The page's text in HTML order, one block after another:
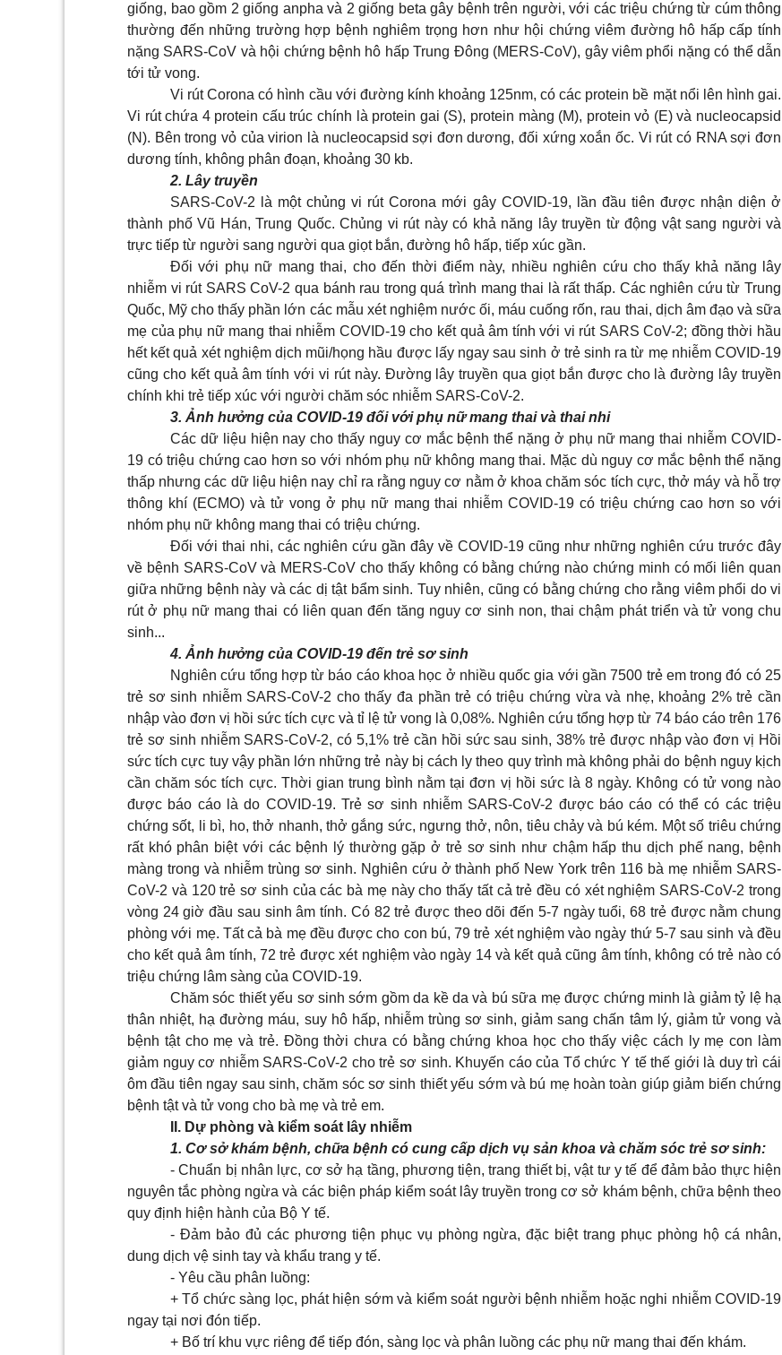
giống, bao gồm 2 giống anpha và 2 giống beta gây bệnh trên người, với các triệu chứng từ cúm thông
thường đến những trường hợp bệnh nghiêm trọng hơn như hội chứng viêm đường hô hấp cấp tính
nặng SARS-CoV và hội chứng bệnh hô hấp Trung Đông (MERS-CoV), gây viêm phổi nặng có thể dẫn
tới tử vong.
Vi rút Corona có hình cầu với đường kính khoảng 125nm, có các protein bề mặt nổi lên hình gai.
Vi rút chứa 4 protein cấu trúc chính là protein gai (S), protein màng (M), protein vỏ (E) và nucleocapsid
(N). Bên trong vỏ của virion là nucleocapsid sợi đơn dương, đối xứng xoắn ốc. Vi rút có RNA sợi đơn
dương tính, không phân đoạn, khoảng 30 kb.
2. Lây truyền
SARS-CoV-2 là một chủng vi rút Corona mới gây COVID-19, lần đầu tiên được nhận diện ở
thành phố Vũ Hán, Trung Quốc. Chủng vi rút này có khả năng lây truyền từ động vật sang người và
trực tiếp từ người sang người qua giọt bắn, đường hô hấp, tiếp xúc gần.
Đối với phụ nữ mang thai, cho đến thời điểm này, nhiều nghiên cứu cho thấy khả năng lây
nhiễm vi rút SARS CoV-2 qua bánh rau trong quá trình mang thai là rất thấp. Các nghiên cứu từ Trung
Quốc, Mỹ cho thấy phần lớn các mẫu xét nghiệm nước ối, máu cuống rốn, rau thai, dịch âm đạo và sữa
mẹ của phụ nữ mang thai nhiễm COVID-19 cho kết quả âm tính với vi rút SARS CoV-2; đồng thời hầu
hết kết quả xét nghiệm dịch mũi/họng hầu được lấy ngay sau sinh ở trẻ sinh ra từ mẹ nhiễm COVID-19
cũng cho kết quả âm tính với vi rút này. Đường lây truyền qua giọt bắn được cho là đường lây truyền
chính khi trẻ tiếp xúc với người chăm sóc nhiễm SARS-CoV-2.
3. Ảnh hưởng của COVID-19 đối với phụ nữ mang thai và thai nhi
Các dữ liệu hiện nay cho thấy nguy cơ mắc bệnh thể nặng ở phụ nữ mang thai nhiễm COVID-
19 có triệu chứng cao hơn so với nhóm phụ nữ không mang thai. Mặc dù nguy cơ mắc bệnh thể nặng
thấp nhưng các dữ liệu hiện nay chỉ ra rằng nguy cơ nằm ở khoa chăm sóc tích cực, thở máy và hỗ trợ
thông khí (ECMO) và tử vong ở phụ nữ mang thai nhiễm COVID-19 có triệu chứng cao hơn so với
nhóm phụ nữ không mang thai có triệu chứng.
Đối với thai nhi, các nghiên cứu gần đây về COVID-19 cũng như những nghiên cứu trước đây
về bệnh SARS-CoV và MERS-CoV cho thấy không có bằng chứng nào chứng minh có mối liên quan
giữa những bệnh này và các dị tật bẩm sinh. Tuy nhiên, cũng có bằng chứng cho rằng viêm phổi do vi
rút ở phụ nữ mang thai có liên quan đến tăng nguy cơ sinh non, thai chậm phát triển và tử vong chu
sinh...
4. Ảnh hưởng của COVID-19 đến trẻ sơ sinh
Nghiên cứu tổng hợp từ báo cáo khoa học ở nhiều quốc gia với gần 7500 trẻ em trong đó có 25
trẻ sơ sinh nhiễm SARS-CoV-2 cho thấy đa phần trẻ có triệu chứng vừa và nhẹ, khoảng 2% trẻ cần
nhập vào đơn vị hồi sức tích cực và tỉ lệ tử vong là 0,08%. Nghiên cứu tổng hợp từ 74 báo cáo trên 176
trẻ sơ sinh nhiễm SARS-CoV-2, có 5,1% trẻ cần hồi sức sau sinh, 38% trẻ được nhập vào đơn vị Hồi
sức tích cực tuy vậy phần lớn những trẻ này bị cách ly theo quy trình mà không phải do bệnh nguy kịch
cần chăm sóc tích cực. Thời gian trung bình nằm tại đơn vị hồi sức là 8 ngày. Không có tử vong nào
được báo cáo là do COVID-19. Trẻ sơ sinh nhiễm SARS-CoV-2 được báo cáo có thể có các triệu
chứng sốt, li bì, ho, thở nhanh, thở gắng sức, ngưng thở, nôn, tiêu chảy và bú kém. Một số triêu chứng
rất khó phân biệt với các bệnh lý thường gặp ở trẻ sơ sinh như chậm hấp thu dịch phế nang, bệnh
màng trong và nhiễm trùng sơ sinh. Nghiên cứu ở thành phố New York trên 116 bà mẹ nhiễm SARS-
CoV-2 và 120 trẻ sơ sinh của các bà mẹ này cho thấy tất cả trẻ đều có xét nghiệm SARS-CoV-2 trong
vòng 24 giờ đầu sau sinh âm tính. Có 82 trẻ được theo dõi đến 5-7 ngày tuổi, 68 trẻ được nằm chung
phòng với mẹ. Tất cả bà mẹ đều được cho con bú, 79 trẻ xét nghiệm vào ngày thứ 5-7 sau sinh và đều
cho kết quả âm tính, 72 trẻ được xét nghiệm vào ngày 14 và kết quả cũng âm tính, không có trẻ nào có
triệu chứng lâm sàng của COVID-19.
Chăm sóc thiết yếu sơ sinh sớm gồm da kề da và bú sữa mẹ được chứng minh là giảm tỷ lệ hạ
thân nhiệt, hạ đường máu, suy hô hấp, nhiễm trùng sơ sinh, giảm sang chấn tâm lý, giảm tử vong và
bệnh tật cho mẹ và trẻ. Đồng thời chưa có bằng chứng khoa học cho thấy việc cách ly mẹ con làm
giảm nguy cơ nhiễm SARS-CoV-2 cho trẻ sơ sinh. Khuyến cáo của Tổ chức Y tế thế giới là duy trì cái
ôm đầu tiên ngay sau sinh, chăm sóc sơ sinh thiết yếu sớm và bú mẹ hoàn toàn giúp giảm biến chứng
bệnh tật và tử vong cho bà mẹ và trẻ em.
II. Dự phòng và kiểm soát lây nhiễm
1. Cơ sở khám bệnh, chữa bệnh có cung cấp dịch vụ sản khoa và chăm sóc trẻ sơ sinh:
- Chuẩn bị nhân lực, cơ sở hạ tầng, phương tiện, trang thiết bị, vật tư y tế để đảm bảo thực hiện
nguyên tắc phòng ngừa và các biện pháp kiểm soát lây truyền trong cơ sở khám bệnh, chữa bệnh theo
quy định hiện hành của Bộ Y tế.
- Đảm bảo đủ các phương tiện phục vụ phòng ngừa, đặc biệt trang phục phòng hộ cá nhân,
dung dịch vệ sinh tay và khẩu trang y tế.
- Yêu cầu phân luồng:
+ Tổ chức sàng lọc, phát hiện sớm và kiểm soát người bệnh nhiễm hoặc nghi nhiễm COVID-19
ngay tại nơi đón tiếp.
+ Bố trí khu vực riêng để tiếp đón, sàng lọc và phân luồng các phụ nữ mang thai đến khám.